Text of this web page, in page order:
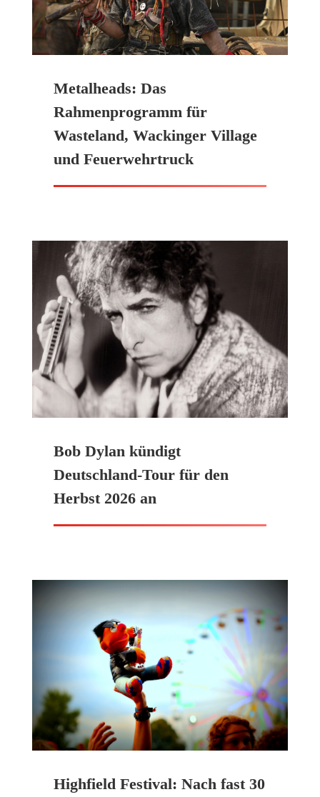
Metalheads: Das
Rahmenprogramm für
Wasteland, Wackinger Village
und Feuerwehrtruck
Bob Dylan kündigt
Deutschland-Tour für den
Herbst 2026 an
Highfield Festival: Nach fast 30